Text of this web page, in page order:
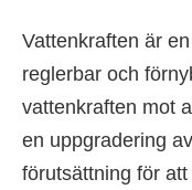
Vattenkraften är
reglerbar och
vattenkraften mot
en uppgradering
förutsättning för